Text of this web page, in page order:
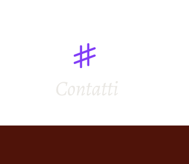
Contatti